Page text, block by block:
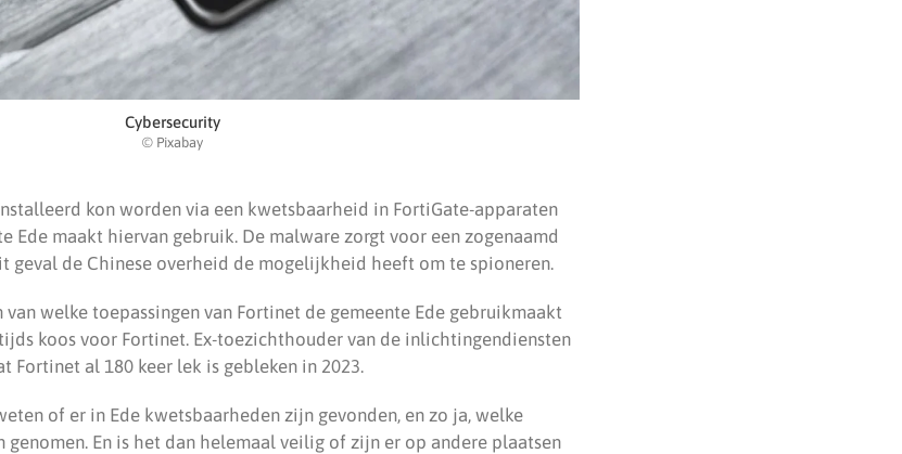
Cybersecurity
© Pixabay
kon worden via een kwetsbaarheid in FortiGate-apparaten
Ede maakt hiervan gebruik. De malware zorgt voor een zogenaamd
geval de Chinese overheid de mogelijkheid heeft om te spioneren.
welke toepassingen van Fortinet de gemeente Ede gebruikmaakt
koos voor Fortinet. Ex-toezichthouder van de inlichtingendiensten
Fortinet al 180 keer lek is gebleken in 2023.
of er in Ede kwetsbaarheden zijn gevonden, en zo ja, welke
genomen. En is het dan helemaal veilig of zijn er op andere plaatsen